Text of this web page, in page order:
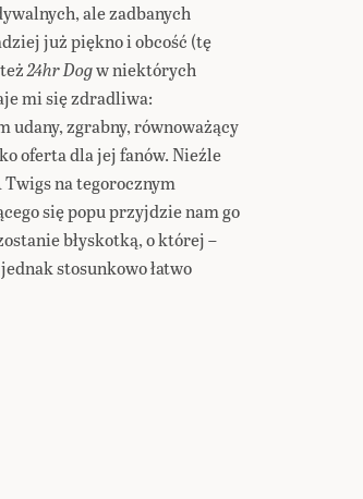
ale zadbanych
już piękno i obcość (tę
24hr Dogw niektórych
mi się zdradliwa:
udany, zgrabny, równoważący
oferta dla jej fanów. Nieźle
na tegorocznym
się popu przyjdzie nam go
błyskotką, o której –
stosunkowo łatwo